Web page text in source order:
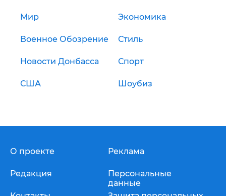
Мир Экономика
Военное Обозрение Стиль
Новости Донбасса Спорт
США Шоубиз
О проекте
Редакция
Реклама
Персональные
данные